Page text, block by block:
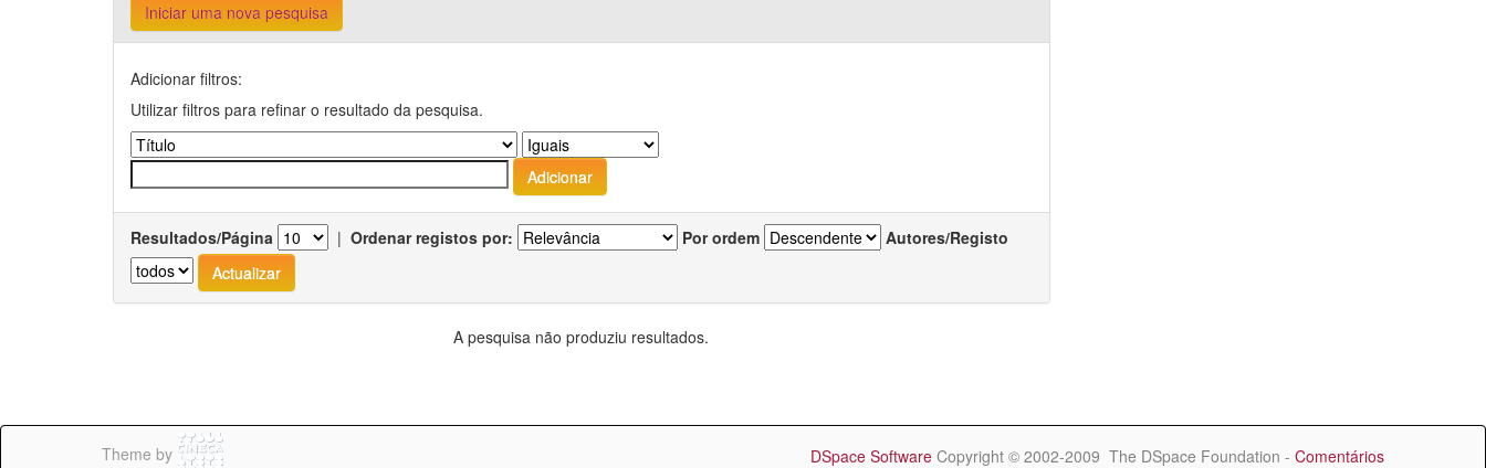
Iniciar uma nova pesquisa
Adicionar filtros:
Utilizar filtros para refinar o resultado da pesquisa.
Resultados/Página | Ordenar registos por: Por ordem Autores/Registo
A pesquisa não produziu resultados.
Theme by DSpace Software Copyright © 2002-2009 The DSpace Foundation - Comentários